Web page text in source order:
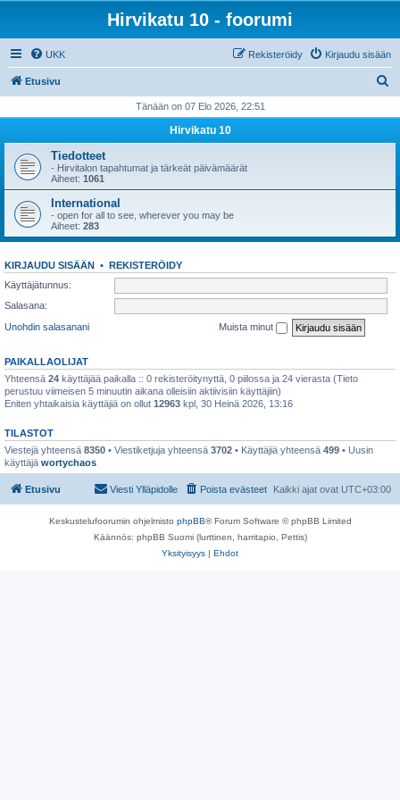
Hirvikatu 10 - foorumi
UKK Kirjaudu sisään
Rekisteröidy
Etusivu
i
Tänään on 07 Elo 2026, 22:51
Hirvikatu 10
Tiedotteet
- Hirvitalon tapahtumat ja tärkeät päivämäärät
Aiheet: 1061
International
- open for all to see, wherever you may be
Aiheet: 283
KIRJAUDU SISÄÄN • REKISTERÖIDY
Käyttäjätunnus:
Salasana:
Unohdin salasanani
Muista minut
PAIKALLAOLIJAT
Yhteensä 24 käyttäjää paikalla :: 0 rekisteröitynyttä, 0 piilossa ja 24 vierasta (Tieto
perustuu viimeisen 5 minuutin aikana olleisiin aktiivisiin käyttäjiin)
Eniten yhtaikaisia käyttäjiä on ollut 12963 kpl, 30 Heinä 2026, 13:16
TILASTOT
Viestejä yhteensä 8350 • Viestiketjuja yhteensä 3702 • Käyttäjiä yhteensä 499 • Uusin
käyttäjä wortychaos
Etusivu Kaikki ajat ovat UTC+03:00
Poista evästeet
Viesti Ylläpidolle
Keskustelufoorumin ohjelmisto phpBB® Forum Software © phpBB Limited
Käännös: phpBB Suomi (lurttinen, harritapio, Pettis)
Yksityisyys | Ehdot